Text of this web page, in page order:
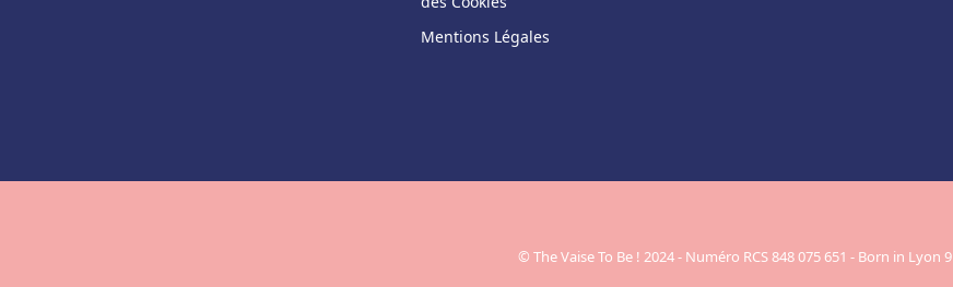
Mentions Légales
© The Vaise To Be ! 2024 - Numéro RCS 848 075 651 - Born in Lyon 9